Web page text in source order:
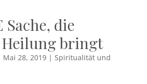
Sache, die
bringt
Mai 28, 2019| Spiritualität und